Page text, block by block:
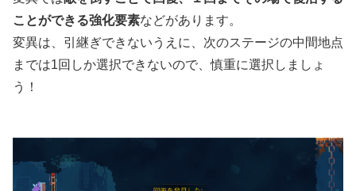
ことができる強化要素などがあります。
変異は、引継ぎできないうえに、次のステージの中間地点
までは1回しか選択できないので、慎重に選択しましょ
う！